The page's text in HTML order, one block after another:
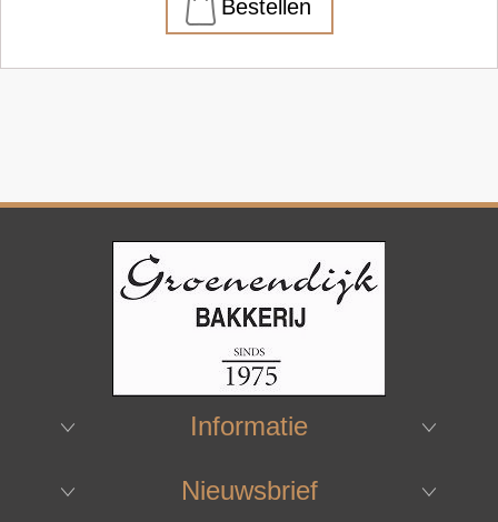
Informatie
Nieuwsbrief